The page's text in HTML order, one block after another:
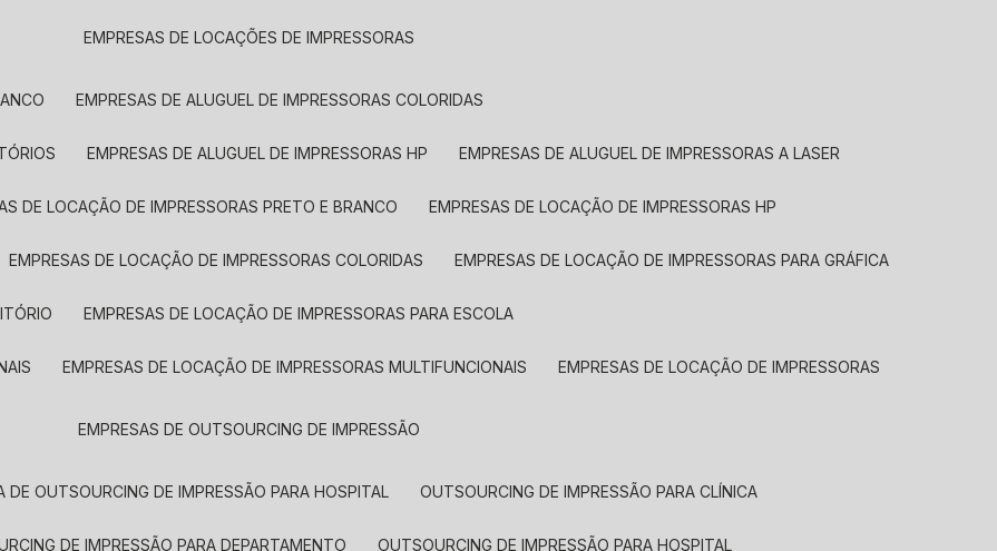
EMPRESAS DE LOCAÇÕES DE IMPRESSORAS
EMPRESAS DE ALUGUEL DE IMPRESSORAS COLORIDAS
EMPRESAS DE ALUGUEL DE IMPRESSORAS HP EMPRESAS DE ALUGUEL DE IMPRESSORAS A LASER
DE LOCAÇÃO DE IMPRESSORAS PRETO E BRANCO EMPRESAS DE LOCAÇÃO DE IMPRESSORAS HP
EMPRESAS DE LOCAÇÃO DE IMPRESSORAS COLORIDAS EMPRESAS DE LOCAÇÃO DE IMPRESSORAS PARA GRÁFICA
EMPRESAS DE LOCAÇÃO DE IMPRESSORAS PARA ESCOLA
EMPRESAS DE LOCAÇÃO DE IMPRESSORAS MULTIFUNCIONAIS EMPRESAS DE LOCAÇÃO DE IMPRESSORAS
EMPRESAS DE OUTSOURCING DE IMPRESSÃO
DE OUTSOURCING DE IMPRESSÃO PARA HOSPITAL OUTSOURCING DE IMPRESSÃO PARA CLÍNICA
DE IMPRESSÃO PARA DEPARTAMENTO OUTSOURCING DE IMPRESSÃO PARA HOSPITAL